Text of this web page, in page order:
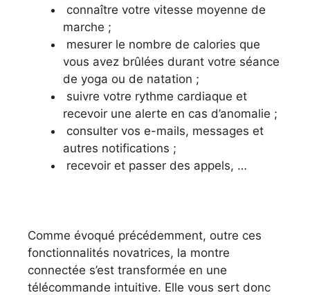
connaître votre vitesse moyenne de
marche ;
mesurer le nombre de calories que
vous avez brûlées durant votre séance
de yoga ou de natation ;
suivre votre rythme cardiaque et
recevoir une alerte en cas d’anomalie ;
consulter vos e-mails, messages et
autres notifications ;
recevoir et passer des appels, …
Comme évoqué précédemment, outre ces
fonctionnalités novatrices, la montre
connectée s’est transformée en une
télécommande intuitive. Elle vous sert donc